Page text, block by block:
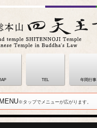
TEL 年間行事
MENU※タップでメニューが広がります。